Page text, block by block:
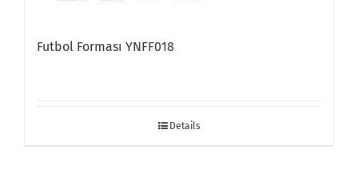
Futbol Forması YNFF018
Details